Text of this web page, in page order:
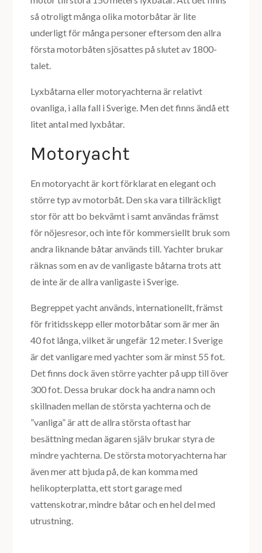
så otroligt många olika motorbåtar är lite
underligt för många personer eftersom den allra
första motorbåten sjösattes på slutet av 1800-
talet.
Lyxbåtarna eller motoryachterna är relativt
ovanliga, i alla fall i Sverige. Men det finns ändå ett
litet antal med lyxbåtar.
Motoryacht
En motoryacht är kort förklarat en elegant och
större typ av motorbåt. Den ska vara tillräckligt
stor för att bo bekvämt i samt användas främst
för nöjesresor, och inte för kommersiellt bruk som
andra liknande båtar används till. Yachter brukar
räknas som en av de vanligaste båtarna trots att
de inte är de allra vanligaste i Sverige.
Begreppet yacht används, internationellt, främst
för fritidsskepp eller motorbåtar som är mer än
40 fot långa, vilket är ungefär 12 meter. I Sverige
är det vanligare med yachter som är minst 55 fot.
Det finns dock även större yachter på upp till över
300 fot. Dessa brukar dock ha andra namn och
skillnaden mellan de största yachterna och de
”vanliga” är att de allra största oftast har
besättning medan ägaren själv brukar styra de
mindre yachterna. De största motoryachterna har
även mer att bjuda på, de kan komma med
helikopterplatta, ett stort garage med
vattenskotrar, mindre båtar och en hel del med
utrustning.